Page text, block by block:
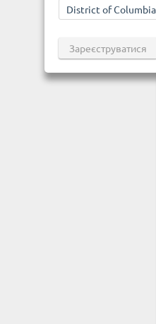
District of Columbia
Зареєструватися